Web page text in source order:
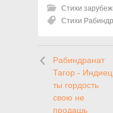
Стихи
Стихи
Рабиндранат
Тагор - Индиец,
ты гордость
свою не
продашь